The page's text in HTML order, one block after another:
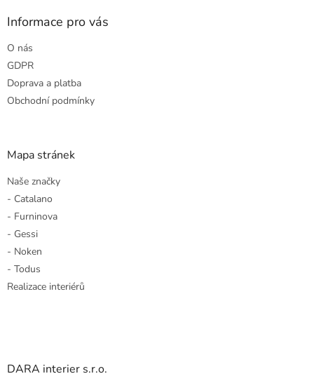
Informace pro vás
O nás
GDPR
Doprava a platba
Obchodní podmínky
Mapa stránek
Naše značky
- Catalano
- Furninova
- Gessi
- Noken
- Todus
Realizace interiérů
DARA interier s.r.o.